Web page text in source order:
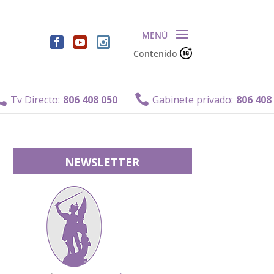
Contenido
Directo: 806 408 050  Gabinete privado: 806 408 011
NEWSLETTER